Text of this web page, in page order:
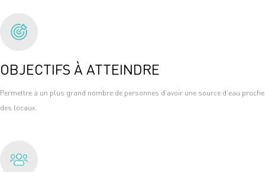
OBJECTIFS À ATTEINDRE
Permettre à un plus grand nombre de personnes d’avoir une source d’eau proche
des locaux.